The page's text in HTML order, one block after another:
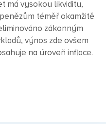
má vysokou likviditu,
téměř okamžitě
zákonným
výnos zde ovšem
na úroveň inflace.